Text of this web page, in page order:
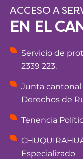
ACCESO A
EN EL
Servicio de
2339 223.
Junta
Derechos de
Tenencia
Especializado